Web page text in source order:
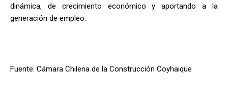
dinámica, de crecimiento económico y aportando a la
generación de empleo.
Fuente: Cámara Chilena de la Construcción Coyhaique